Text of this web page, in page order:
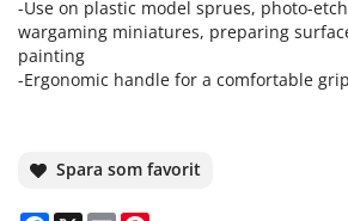
-Use on plastic model sprues, photo-
wargaming miniatures, preparing
painting
-Ergonomic handle for a comfortable
Spara som favorit